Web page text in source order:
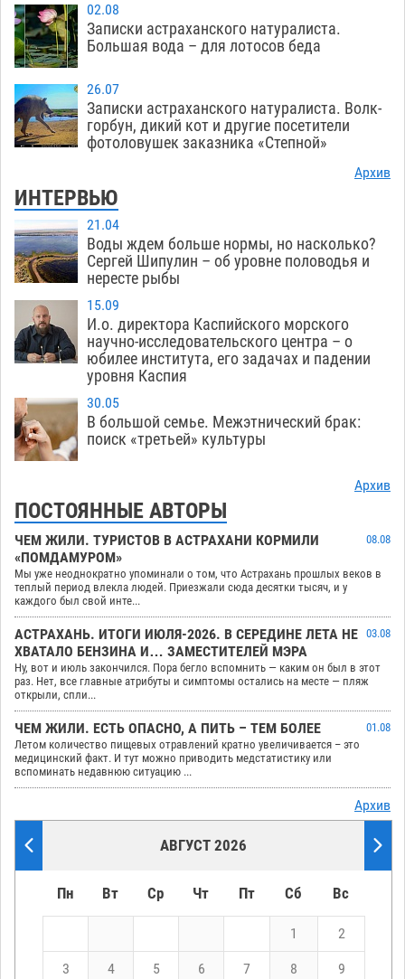
02.08
Записки астраханского натуралиста.
Большая вода – для лотосов беда
26.07
Записки астраханского натуралиста. Волк-
горбун, дикий кот и другие посетители
фотоловушек заказника «Степной»
Архив
ИНТЕРВЬЮ
21.04
Воды ждем больше нормы, но насколько?
Сергей Шипулин – об уровне половодья и
нересте рыбы
15.09
И.о. директора Каспийского морского
научно-исследовательского центра – о
юбилее института, его задачах и падении
уровня Каспия
30.05
В большой семье. Межэтнический брак:
поиск «третьей» культуры
Архив
ПОСТОЯННЫЕ АВТОРЫ
ЧЕМ ЖИЛИ. ТУРИСТОВ В АСТРАХАНИ КОРМИЛИ
«ПОМДАМУРОМ»
08.08
Мы уже неоднократно упоминали о том, что Астрахань прошлых веков в
теплый период влекла людей. Приезжали сюда десятки тысяч, и у
каждого был свой инте...
АСТРАХАНЬ. ИТОГИ ИЮЛЯ-2026. В СЕРЕДИНЕ ЛЕТА НЕ
ХВАТАЛО БЕНЗИНА И… ЗАМЕСТИТЕЛЕЙ МЭРА
03.08
Ну, вот и июль закончился. Пора бегло вспомнить — каким он был в этот
раз. Нет, все главные атрибуты и симптомы остались на месте — пляж
открыли, спли...
ЧЕМ ЖИЛИ. ЕСТЬ ОПАСНО, А ПИТЬ – ТЕМ БОЛЕЕ
01.08
Летом количество пищевых отравлений кратно увеличивается – это
медицинский факт. И тут можно приводить медстатистику или
вспоминать недавнюю ситуацию ...
Архив
АВГУСТ 2026
Пн Вт Ср Чт Пт Сб Вс
1 2
3 4 5 6 7 8 9